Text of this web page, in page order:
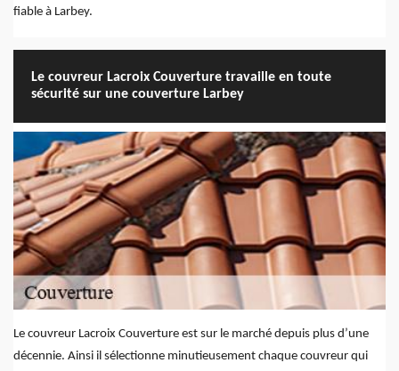
fiable à Larbey.
Le couvreur Lacroix Couverture travaille en toute
sécurité sur une couverture Larbey
Le couvreur Lacroix Couverture est sur le marché depuis plus d’une
décennie. Ainsi il sélectionne minutieusement chaque couvreur qui